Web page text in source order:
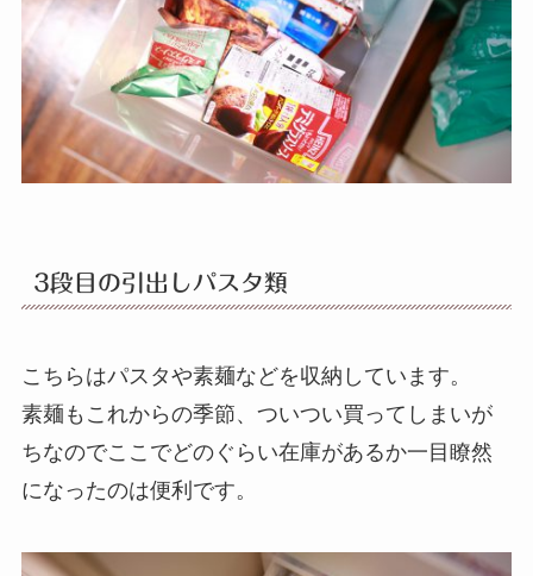
3段目の引出しパスタ類
こちらはパスタや素麺などを収納しています。
素麺もこれからの季節、ついつい買ってしまいが
ちなのでここでどのぐらい在庫があるか一目瞭然
になったのは便利です。